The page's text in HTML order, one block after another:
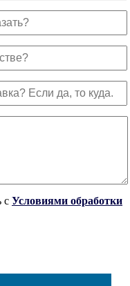
с Условиями обработки